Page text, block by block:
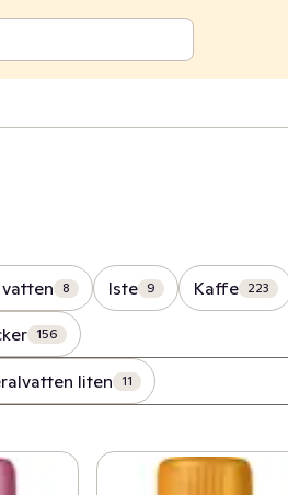
8 Iste 9 Kaffe 223
156
liten 11